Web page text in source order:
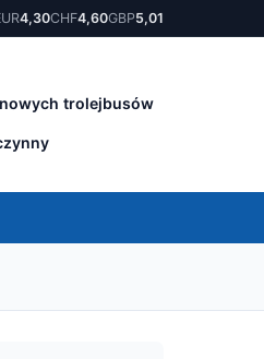
4,30CHF4,60GBP5,01
trolejbusów